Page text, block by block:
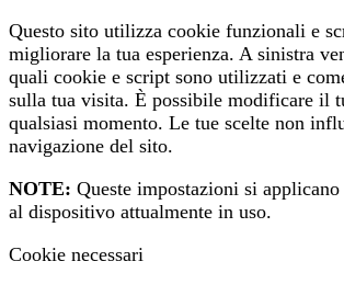
Questo sito utilizza cookie funzionali e
migliorare la tua esperienza. A sinistra
quali cookie e script sono utilizzati e
sulla tua visita. È possibile modificare il
qualsiasi momento. Le tue scelte non
navigazione del sito.
NOTE: Queste impostazioni si
al dispositivo attualmente in uso.
Cookie necessari